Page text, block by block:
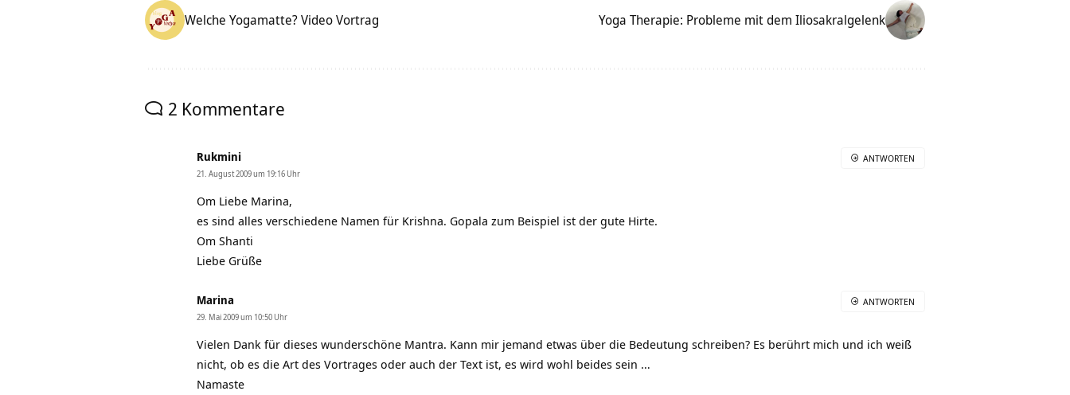
Welche Yogamatte? Video Vortrag Yoga Therapie: Probleme mit dem Iliosakralgelenk
2 Kommentare
Rukmini
21. August 2009 um 19:16 Uhr
Om Liebe Marina,
es sind alles verschiedene Namen für Krishna. Gopala zum Beispiel ist der gute Hirte.
Om Shanti
Liebe Grüße
ANTWORTEN
Marina
29. Mai 2009 um 10:50 Uhr
Vielen Dank für dieses wunderschöne Mantra. Kann mir jemand etwas über die Bedeutung schreiben? Es berührt mich und ich weiß
nicht, ob es die Art des Vortrages oder auch der Text ist, es wird wohl beides sein …
Namaste
ANTWORTEN